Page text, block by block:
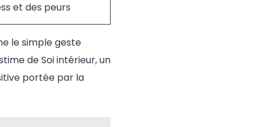
et des peurs
le simple geste
de Soi intérieur, un
portée par la